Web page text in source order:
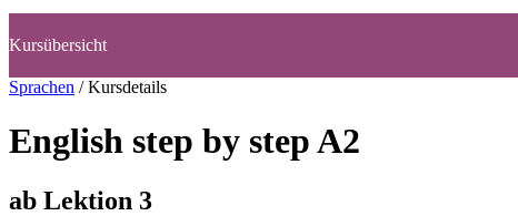
Sprachen /Kursdetails
English step by step A2
ab Lektion 3